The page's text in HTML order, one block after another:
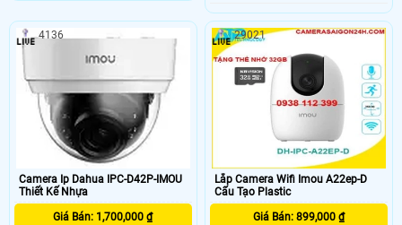
Camera Ip Dahua IPC-D42P-IMOU
Thiết Kế Nhựa
Giá Bán: 1,700,000 ₫
4136
Lắp Camera Wifi Imou A22ep-D
Cấu Tạo Plastic
Giá Bán: 899,000 ₫
29021